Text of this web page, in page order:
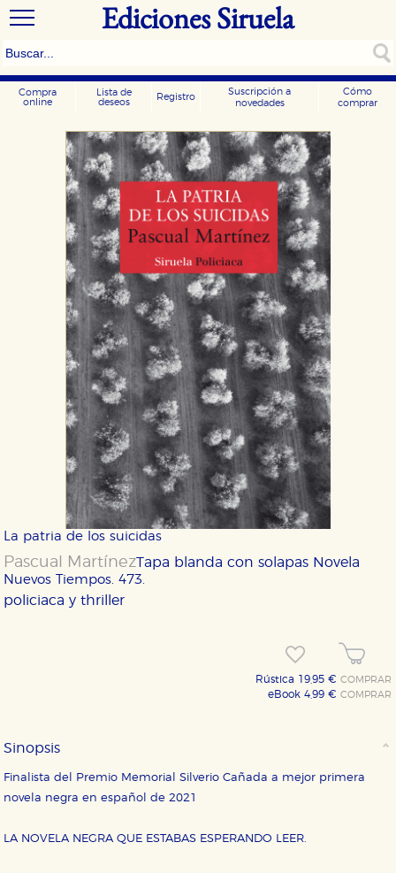
Ediciones Siruela
Compra
online
Lista de
deseos
Registro
Suscripción a
novedades
Cómo
comprar
La patria de los suicidas
Pascual Martínez
Nuevos Tiempos. 473.
Tapa blanda con solapas Novela
policiaca y thriller
Rústica 19,95 €COMPRAR
eBook 4,99 €COMPRAR
Sinopsis
Finalista del Premio Memorial Silverio Cañada a mejor primera
novela negra en español de 2021
LA NOVELA NEGRA QUE ESTABAS ESPERANDO LEER.